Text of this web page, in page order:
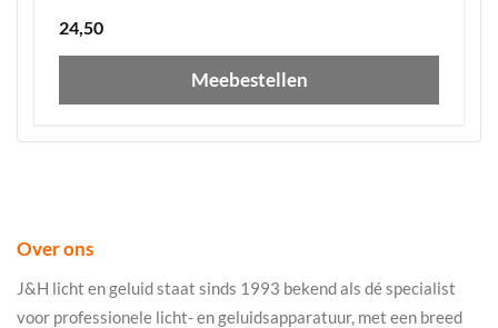
24,50
Meebestellen
Over ons
J&H licht en geluid staat sinds 1993 bekend als dé specialist
voor professionele licht- en geluidsapparatuur, met een breed